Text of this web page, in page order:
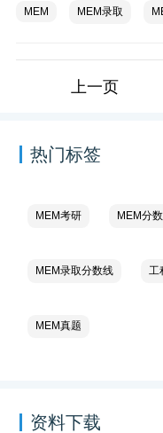
MEM MEM录取
上一页
热门标签
MEM考研 MEM分
MEM录取分数线 工
MEM真题
资料下载